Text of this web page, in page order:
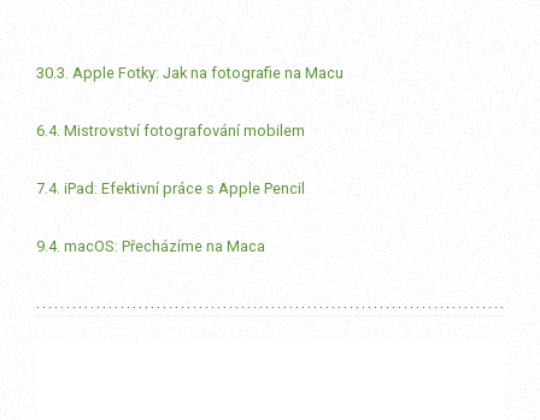
30.3. Apple Fotky: Jak na fotografie na Macu
6.4. Mistrovství fotografování mobilem
7.4. iPad: Efektivní práce s Apple Pencil
9.4. macOS: Přecházíme na Maca